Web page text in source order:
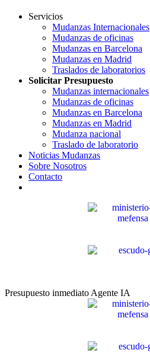
Servicios
Mudanzas Internacionales
Mudanzas de oficinas
Mudanzas en Barcelona
Mudanzas en Madrid
Traslados de laboratorios
Solicitar Presupuesto
Mudanzas internacionales
Mudanzas de oficinas
Mudanzas en Barcelona
Mudanzas en Madrid
Mudanza nacional
Traslado de laboratorio
Noticias Mudanzas
Sobre Nosotros
Contacto
Presupuesto inmediato Agente IA